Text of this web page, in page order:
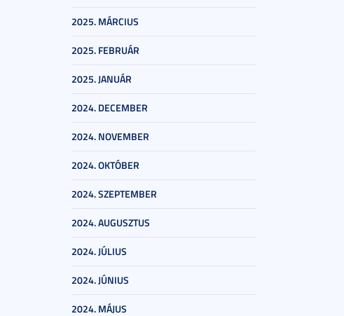
2025. MÁRCIUS
2025. FEBRUÁR
2025. JANUÁR
2024. DECEMBER
2024. NOVEMBER
2024. OKTÓBER
2024. SZEPTEMBER
2024. AUGUSZTUS
2024. JÚLIUS
2024. JÚNIUS
2024. MÁJUS